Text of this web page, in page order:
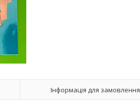
Інформація для замовлення